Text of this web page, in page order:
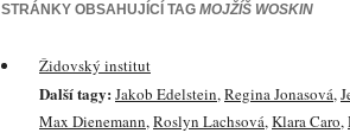
STRÁNKY OBSAHUJÍCÍ TAG MOJŽÍŠ WOSKIN
Židovský institut
Další tagy: Jakob Edelstein,Regina Jonasová,
Max Dienemann,Roslyn Lachsová,Klara Caro,